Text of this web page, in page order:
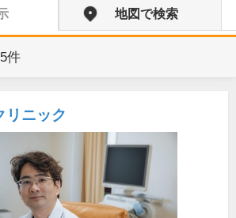
地図で検索
件
リニック